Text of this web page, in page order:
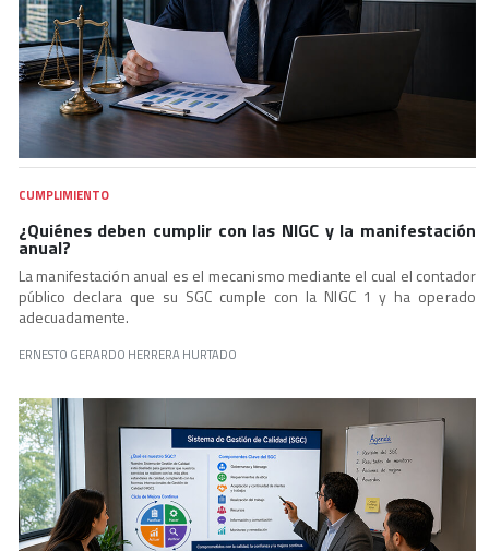
CUMPLIMIENTO
¿Quiénes deben cumplir con las NIGC y la manifestación
anual?
La manifestación anual es el mecanismo mediante el cual el contador
público declara que su SGC cumple con la NIGC 1 y ha operado
adecuadamente.
ERNESTO GERARDO HERRERA HURTADO